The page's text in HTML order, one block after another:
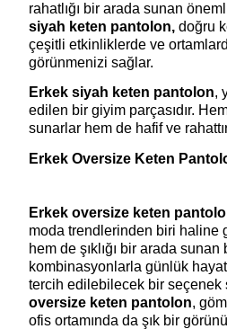
rahatlığı bir arada sunan
siyah keten pantolon, doğru
çeşitli etkinliklerde ve
görünmenizi sağlar.
Erkek siyah keten pantolon,
edilen bir giyim parçasıdır.
sunarlar hem de hafif ve
Erkek Oversize Keten
Erkek oversize keten
moda trendlerinden biri haline
hem de şıklığı bir arada
kombinasyonlarla günlük
tercih edilebilecek bir seçenek
oversize keten pantolon,
ofis ortamında da şık bir